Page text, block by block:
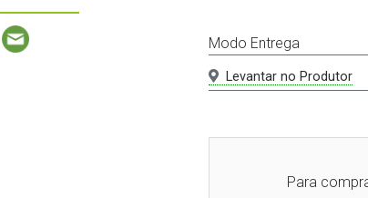
Modo Entrega
Levantar no Produtor
Para